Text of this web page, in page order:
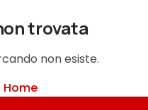
trovata
non esiste.